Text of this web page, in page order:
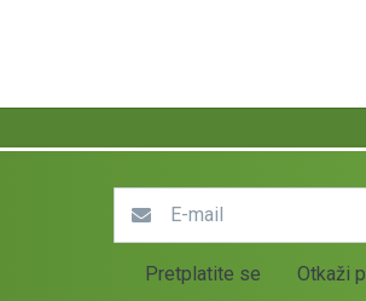
Pretplatite se Otkaži